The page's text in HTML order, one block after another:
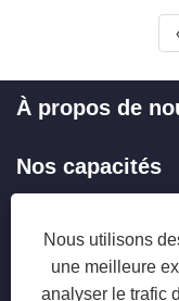
À propos de
Nos capacités
Nous utilisons
une meilleure
analyser le trafic